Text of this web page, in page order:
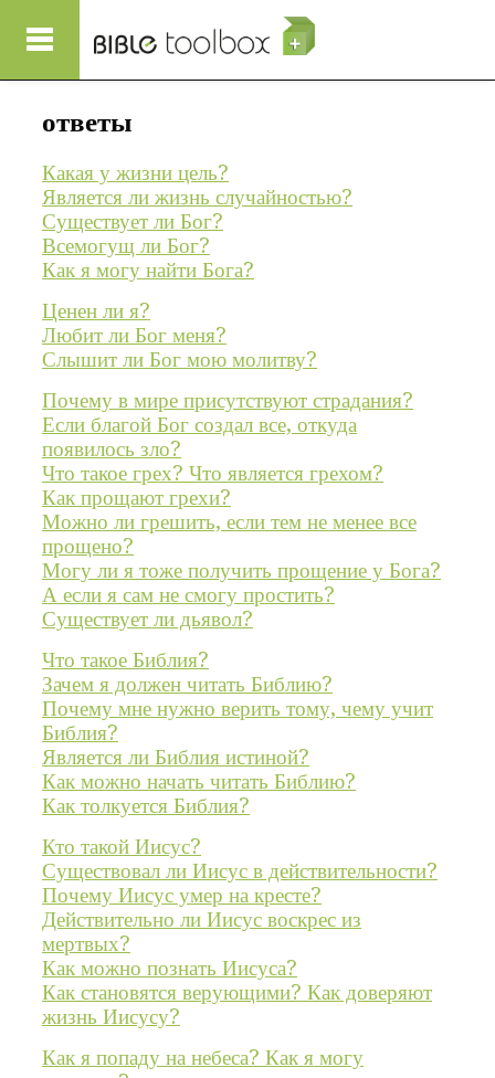
Перейти к основному содержанию
ответы
Какая у жизни цель?
Является ли жизнь случайностью?
Существует ли Бог?
Всемогущ ли Бог?
Как я могу найти Бога?
Ценен ли я?
Любит ли Бог меня?
Слышит ли Бог мою молитву?
Почему в мире присутствуют страдания?
Если благой Бог создал все, откуда
появилось зло?
Что такое грех? Что является грехом?
Как прощают грехи?
Можно ли грешить, если тем не менее все
прощено?
Могу ли я тоже получить прощение у Бога?
А если я сам не смогу простить?
Существует ли дьявол?
Что такое Библия?
Зачем я должен читать Библию?
Почему мне нужно верить тому, чему учит
Библия?
Является ли Библия истиной?
Как можно начать читать Библию?
Как толкуется Библия?
Кто такой Иисус?
Существовал ли Иисус в действительности?
Почему Иисус умер на кресте?
Действительно ли Иисус воскрес из
мертвых?
Как можно познать Иисуса?
Как становятся верующими? Как доверяют
жизнь Иисусу?
Как я попаду на небеса? Как я могу